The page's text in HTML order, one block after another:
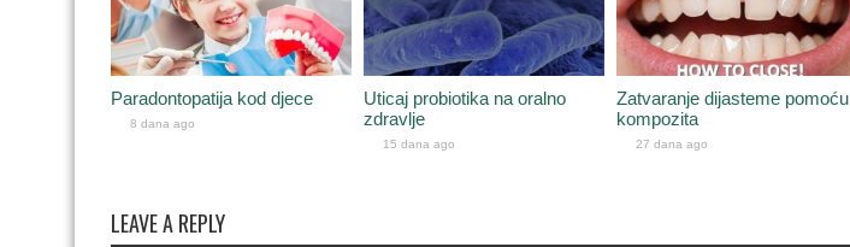
Paradontopatija kod djece
8 dana ago
Uticaj probiotika na oralno
zdravlje
15 dana ago
Zatvaranje dijasteme pomoću
kompozita
27 dana ago
LEAVE A REPLY